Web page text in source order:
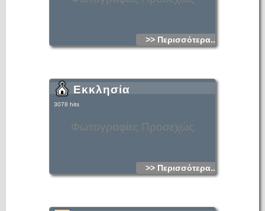
>> Περισσότερα...
Φωτογραφίες Προσεχώς
Εκκλησία
3078 hits
>> Περισσότερα...